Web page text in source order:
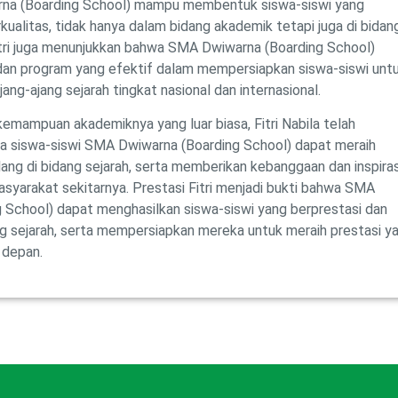
(Boarding School) mampu membentuk siswa-siswi yang
tidak hanya dalam bidang akademik tetapi juga di
juga menunjukkan bahwa SMA Dwiwarna (Boarding School)
program yang efektif dalam mempersiapkan siswa-siswi
ajang sejarah tingkat nasional dan internasional.
akademiknya yang luar biasa, Fitri Nabila telah
siswa-siswi SMA Dwiwarna (Boarding School) dapat meraih
di bidang sejarah, serta memberikan kebanggaan dan
sekitarnya. Prestasi Fitri menjadi bukti bahwa SMA
School) dapat menghasilkan siswa-siswi yang berprestasi dan
sejarah, serta mempersiapkan mereka untuk meraih prestasi